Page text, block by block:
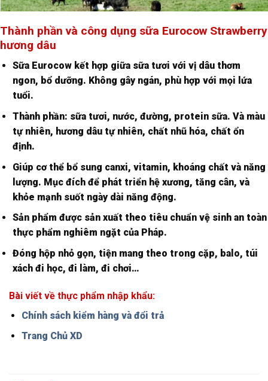
Thành phần và công dụng sữa Eurocow Strawberry
hương dâu
Sữa Eurocow kết hợp giữa sữa tươi với vị dâu thơm
ngon, bổ dưỡng. Không gây ngán, phù hợp với mọi lứa
tuổi.
Thành phần: sữa tươi, nước, đường, protein sữa. Và màu
tự nhiên, hương dâu tự nhiên, chất nhũ hóa, chất ổn
định.
Giúp cơ thể bổ sung canxi, vitamin, khoáng chất và năng
lượng. Mục đích để phát triển hệ xương, tăng cân, và
khỏe mạnh suốt ngày dài năng động.
Sản phẩm được sản xuất theo tiêu chuẩn vệ sinh an toàn
thực phẩm nghiêm ngặt của Pháp.
Đóng hộp nhỏ gọn, tiện mang theo trong cặp, balo, túi
xách đi học, đi làm, đi chơi…
Bài viết về thực phẩm nhập khẩu:
Chính sách kiểm hàng và đổi trả
Trang Chủ XD